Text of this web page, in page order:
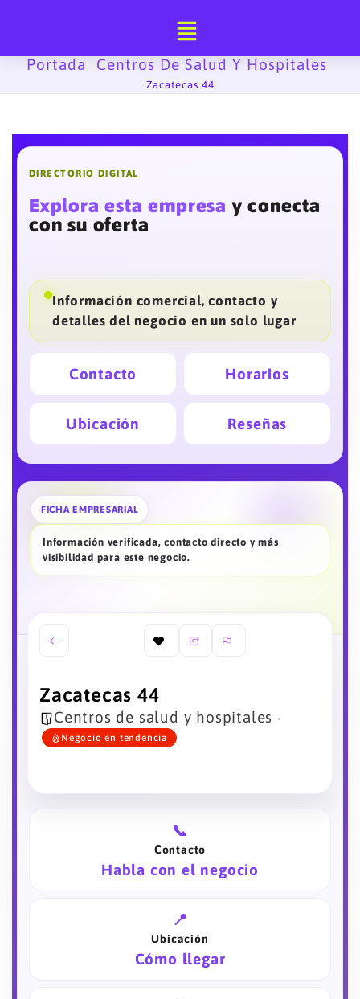
contenido
Portada Centros De Salud Y Hospitales
Zacatecas 44
DIRECTORIO DIGITAL
Explora esta empresa y conecta
con su oferta
Información comercial, contacto y
detalles del negocio en un solo lugar
Contacto Horarios
Ubicación Reseñas
FICHA EMPRESARIAL
Información verificada, contacto directo y más
visibilidad para este negocio.
Zacatecas 44
Centros de salud y hospitales
Negocio en tendencia
📞
Contacto
Habla con el negocio
📍
Ubicación
Cómo llegar